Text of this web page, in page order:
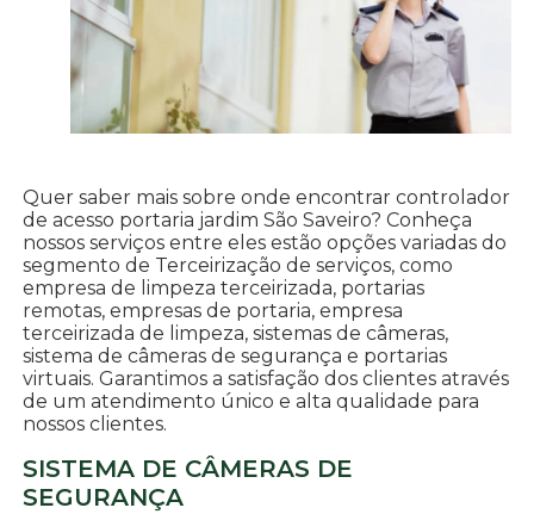
Quer saber mais sobre onde encontrar controlador
de acesso portaria jardim São Saveiro? Conheça
nossos serviços entre eles estão opções variadas do
segmento de Terceirização de serviços, como
empresa de limpeza terceirizada, portarias
remotas, empresas de portaria, empresa
terceirizada de limpeza, sistemas de câmeras,
sistema de câmeras de segurança e portarias
virtuais. Garantimos a satisfação dos clientes através
de um atendimento único e alta qualidade para
nossos clientes.
SISTEMA DE CÂMERAS DE
SEGURANÇA